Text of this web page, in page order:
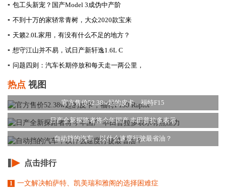
▪ 包工头新宠？国产Model 3成伪中产阶
▪ 不到十万的家轿常青树，大众2020款宝来
▪ 天籁2.0L家用，有没有什么不足的地方？
▪ 想守江山并不易，试日产新轩逸1.6L C
▪ 问题四则：汽车长期停放和每天走一两公里，
热点 视图
官方售价52.38w起的皮卡，福特F15
日产全新探路者将今年国产 丰田普拉多表示
自动挡的汽车，以什么速度行驶最省油？
点击排行
1 一文解决帕萨特、凯美瑞和雅阁的选择困难症